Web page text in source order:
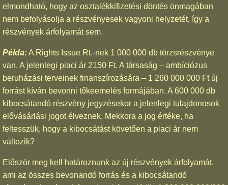
elmondható, hogy az osztalékkifizetési döntés önmagában
nem befolyásolja a részvényesek vagyoni helyzetét, így a
részvények árfolyamát sem.
Példa:A Rights Issue Rt.-nek 1 000 000 db törzsrészvénye
van. A jelenlegi piaci ár 2150 Ft. A társaság – ambíciózus
beruházási terveinek finanszírozására – 1 260 000 000 Ft új
forrást kíván bevonni tőkeemelés formájában. A 600 000 db
kibocsátandó részvény jegyzésekor a jelenlegi tulajdonosok
elővásárlási jogot élveznek. Mekkora a jog értéke, ha
feltesszük, hogy a kibocsátást követően a piaci ár nem
változik?
Először meg kell határoznunk az új részvények árfolyamát,
ami az összes bevonandó forrás és a kibocsátandó